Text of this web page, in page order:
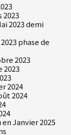
2023
2023 demi
phase de
2023
2023
2024
2024
en Janvier 2025